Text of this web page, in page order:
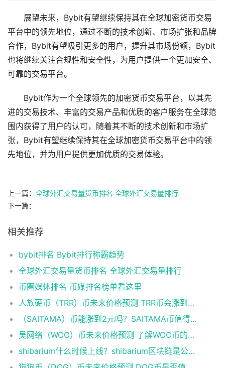
展望未来，Bybit有望继续保持其在全球加密货币交易
平台中的领先地位，通过不断的技术创新、市场扩张和品牌
合作，Bybit有望吸引更多的用户，提升其市场份额，Bybit
也将继续关注合规性和安全性，为用户提供一个更加安全、
可靠的交易平台。
Bybit作为一个全球领先的加密货币交易平台，以其先
进的交易技术、丰富的交易产品和优质的客户服务在全球范
围内获得了用户的认可，随着其不断的技术创新和市场扩
张，Bybit有望继续保持其在全球加密货币交易平台中的领
先地位，并为用户提供更加优质的交易体验。
上一篇： 全球外汇交易量货币排名 全球外汇交易量排行
下一篇：
相关推荐
bybit排名 Bybit排行称霸趋势
全球外汇交易量货币排名 全球外汇交易量排行
币圈媒体排名 币媒排名榜单看这里
人族硬币（TRR）币未来价格预测 TRR币会涨到多少？
（SAITAMA）币能涨到2元吗？SAITAMA币值得长期持有吗？
吴网络（WOO）币未来价格预测 了解WOO币的潜力与前景如何？
shibarium什么时候上线？shibarium区块链是公链吗？